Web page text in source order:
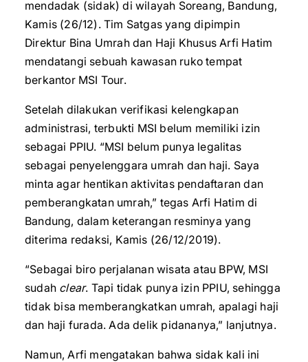
mendadak (sidak) di wilayah Soreang, Bandung,
Kamis (26/12). Tim Satgas yang dipimpin
Direktur Bina Umrah dan Haji Khusus Arfi Hatim
mendatangi sebuah kawasan ruko tempat
berkantor MSI Tour.
Setelah dilakukan verifikasi kelengkapan
administrasi, terbukti MSI belum memiliki izin
sebagai PPIU. “MSI belum punya legalitas
sebagai penyelenggara umrah dan haji. Saya
minta agar hentikan aktivitas pendaftaran dan
pemberangkatan umrah,” tegas Arfi Hatim di
Bandung, dalam keterangan resminya yang
diterima redaksi, Kamis (26/12/2019).
“Sebagai biro perjalanan wisata atau BPW, MSI
sudah clear. Tapi tidak punya izin PPIU, sehingga
tidak bisa memberangkatkan umrah, apalagi haji
dan haji furada. Ada delik pidananya,” lanjutnya.
Namun, Arfi mengatakan bahwa sidak kali ini